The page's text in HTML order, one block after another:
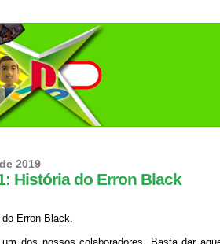
2019
História do Erron Black
Erron Black.